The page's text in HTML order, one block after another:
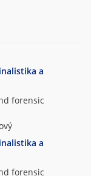
a
forensic
a
forensic